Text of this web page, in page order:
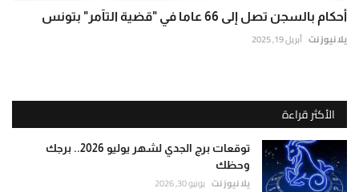
أحكام بالسجن تصل إلى 66 عاما في "قضية التآمر" بتونس
يلا نيوز نت أبريل 19, 2025
الأكثر قراءة
توقعات برج الجدي لشهر يوليو 2026.. برجك
وحظك
يلا نيوز نت يونيو 30, 2026